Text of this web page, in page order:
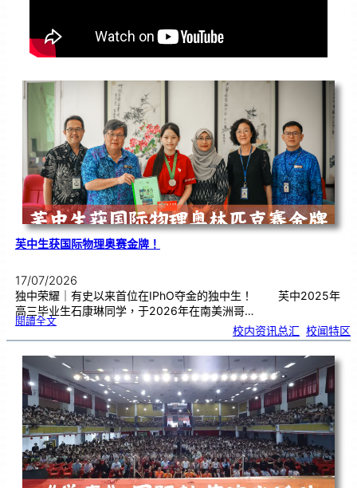
芙中生获国际物理奥赛金牌！
17/07/2026
独中荣耀｜有史以来首位在IPhO夺金的独中生！ 芙中2025年
高三毕业生石康琳同学，于2026年在南美洲哥…
閱讀全文:芙
生
获
际
物
理
赛
金
牌
！
校内资讯总汇 校闻特区